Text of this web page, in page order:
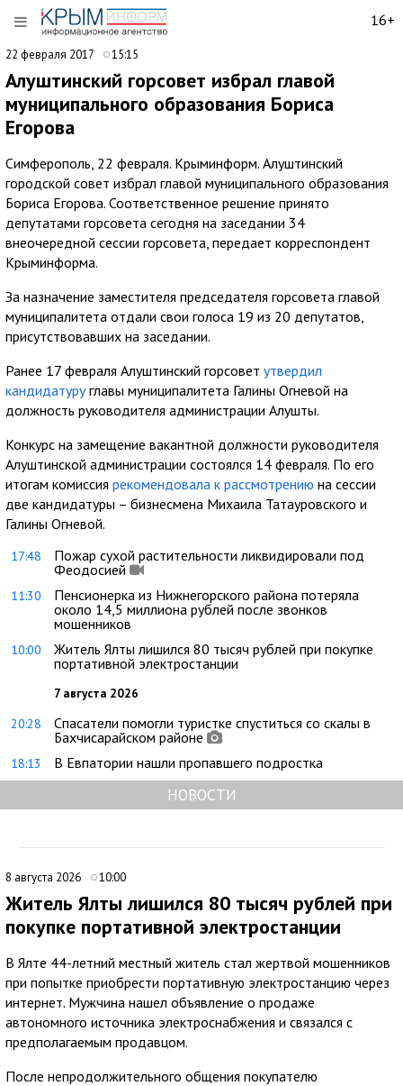
16+
22 февраля 2017 15:15
Алуштинский горсовет избрал главой
муниципального образования Бориса
Егорова
Симферополь, 22 февраля. Крыминформ. Алуштинский
городской совет избрал главой муниципального образования
Бориса Егорова. Соответственное решение принято
депутатами горсовета сегодня на заседании 34
внеочередной сессии горсовета, передает корреспондент
Крыминформа.
За назначение заместителя председателя горсовета главой
муниципалитета отдали свои голоса 19 из 20 депутатов,
присутствовавших на заседании.
Ранее 17 февраля Алуштинский горсовет утвердил
кандидатуруглавы муниципалитета Галины Огневой на
должность руководителя администрации Алушты.
Конкурс на замещение вакантной должности руководителя
Алуштинской администрации состоялся 14 февраля. По его
итогам комиссия рекомендовала к рассмотрению на сессии
две кандидатуры – бизнесмена Михаила Татауровского и
Галины Огневой.
17:48
Пожар сухой растительности ликвидировали под
Феодосией
11:30
Пенсионерка из Нижнегорского района потеряла
около 14,5 миллиона рублей после звонков
мошенников
10:00
Житель Ялты лишился 80 тысяч рублей при покупке
портативной электростанции
7 августа 2026
20:28
Спасатели помогли туристке спуститься со скалы в
Бахчисарайском районе
18:13 В Евпатории нашли пропавшего подростка
НОВОСТИ
8 августа 2026 10:00
Житель Ялты лишился 80 тысяч рублей при
покупке портативной электростанции
В Ялте 44-летний местный житель стал жертвой мошенников
при попытке приобрести портативную электростанцию через
интернет. Мужчина нашел объявление о продаже
автономного источника электроснабжения и связался с
предполагаемым продавцом.
После непродолжительного общения покупателю